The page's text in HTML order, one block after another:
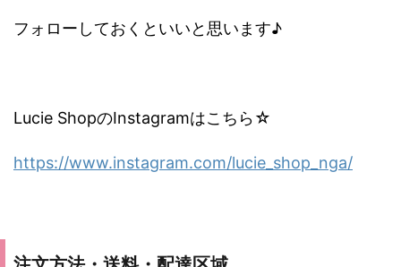
フォローしておくといいと思います♪
Lucie ShopのInstagramはこちら☆
https://www.instagram.com/lucie_shop_nga/